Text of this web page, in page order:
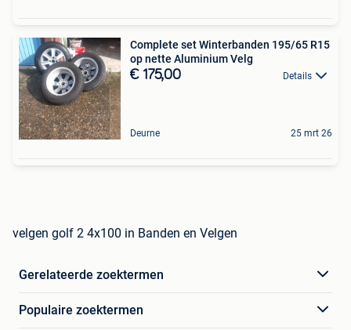
Complete set Winterbanden 195/65 R15
op nette Aluminium Velg
€ 175,00 Details
Deurne 25 mrt 26
velgen golf 2 4x100 in Banden en Velgen
Gerelateerde zoektermen
Populaire zoektermen